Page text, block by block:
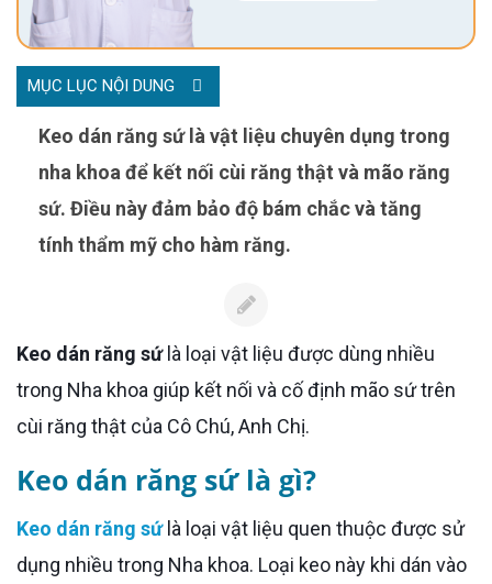
MỤC LỤC NỘI DUNG
Keo dán răng sứ là vật liệu chuyên dụng trong
nha khoa để kết nối cùi răng thật và mão răng
sứ. Điều này đảm bảo độ bám chắc và tăng
tính thẩm mỹ cho hàm răng.
Keo dán răng sứlà loại vật liệu được dùng nhiều
trong Nha khoa giúp kết nối và cố định mão sứ trên
cùi răng thật của Cô Chú, Anh Chị.
Keo dán răng sứ là gì?
Keo dán răng sứlà loại vật liệu quen thuộc được sử
dụng nhiều trong Nha khoa. Loại keo này khi dán vào